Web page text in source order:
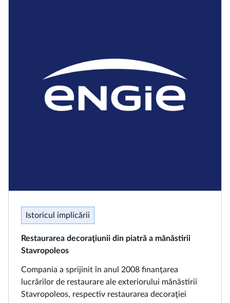
Istoricul implicării
Restaurarea decoraţiunii din piatră a mănăstirii
Stavropoleos
Compania a sprijinit în anul 2008 finanţarea
lucrărilor de restaurare ale exteriorului mănăstirii
Stavropoleos, respectiv restaurarea decoraţiei